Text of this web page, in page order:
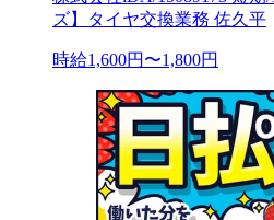
ズ】タイヤ交換業務 佐久平
時給1,600円〜1,800円